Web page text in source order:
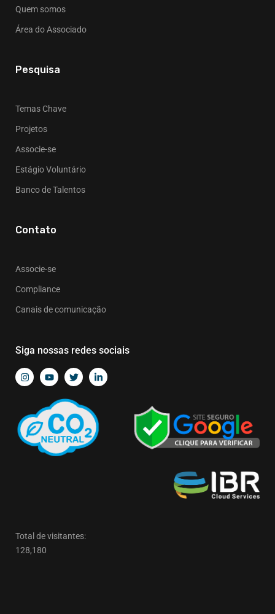
Quem somos
Área do Associado
Pesquisa
Temas Chave
Projetos
Associe-se
Estágio Voluntário
Banco de Talentos
Contato
Associe-se
Compliance
Canais de comunicação
Siga nossas redes sociais
Total de visitantes:
128,180